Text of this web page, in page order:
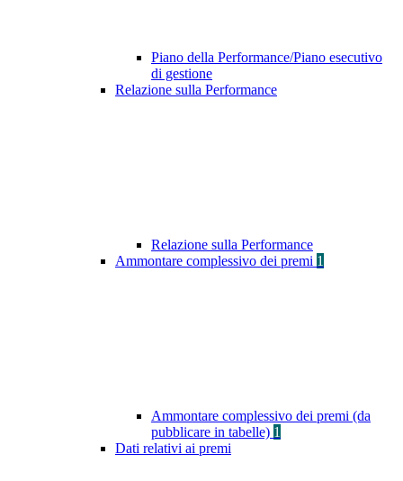
Piano della Performance/Piano esecutivo
di gestione
Relazione sulla Performance
Relazione sulla Performance
Ammontare complessivo dei premi 1
Ammontare complessivo dei premi (da
pubblicare in tabelle) 1
Dati relativi ai premi